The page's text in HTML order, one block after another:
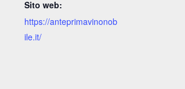
Sito web:
https://anteprimavinonob
ile.it/